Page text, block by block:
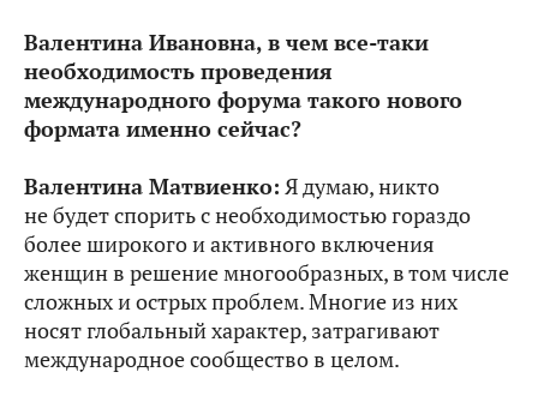
Валентина Ивановна, в чем все‑таки
необходимость проведения
международного форума такого нового
формата именно сейчас?
Валентина Матвиенко: Я думаю, никто
не будет спорить с необходимостью гораздо
более широкого и активного включения
женщин в решение многообразных, в том числе
сложных и острых проблем. Многие из них
носят глобальный характер, затрагивают
международное сообщество в целом.